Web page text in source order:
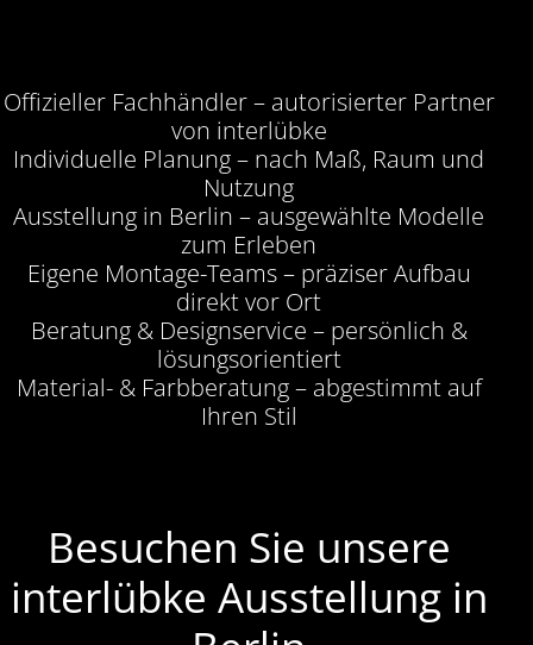
Offizieller Fachhändler – autorisierter Partner
von interlübke
Individuelle Planung – nach Maß, Raum und
Nutzung
Ausstellung in Berlin – ausgewählte Modelle
zum Erleben
Eigene Montage-Teams – präziser Aufbau
direkt vor Ort
Beratung & Designservice – persönlich &
lösungsorientiert
Material- & Farbberatung – abgestimmt auf
Ihren Stil
Besuchen Sie unsere
interlübke Ausstellung in